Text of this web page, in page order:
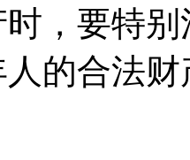
，要特
的合法